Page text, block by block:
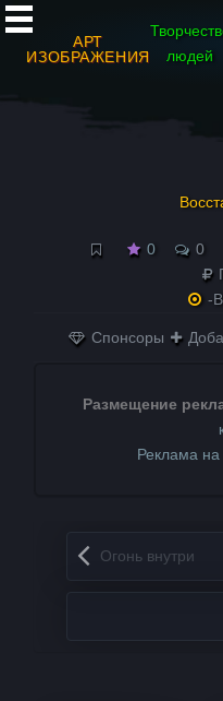
АРТ
ИЗОБРАЖЕНИЯ
людей
0 0
-
Спонсоры
Размещение
Реклама на
Запись навигация
Огонь внутри